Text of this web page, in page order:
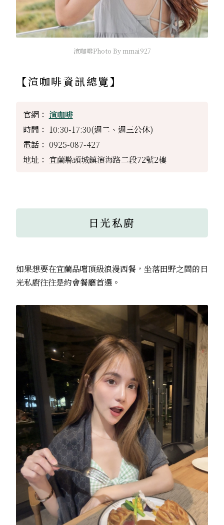
渲咖啡Photo By mmai927
【渲咖啡資訊總覽】
官網： 渲咖啡
時間： 10:30-17:30(週二、週三公休)
電話： 0925-087-427
地址： 宜蘭縣頭城鎮濱海路二段72號2樓
日光私廚
如果想要在宜蘭品嚐頂級浪漫西餐，坐落田野之間的日
光私廚往往是約會餐廳首選。